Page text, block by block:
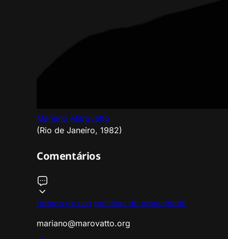
Mariano Marovatto
(Rio de Janeiro, 1982)
Comentários
termos de uso políticas de privacidade
mariano@marovatto.org